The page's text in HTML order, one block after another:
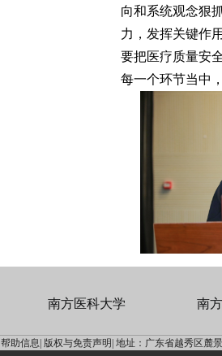
向和系统观念狠
力，发挥关键作
要把医疗质量安
每一个环节当中
南方医科大学 南
帮助信息| 版权与免责声明| 地址：广东省越秀区麓